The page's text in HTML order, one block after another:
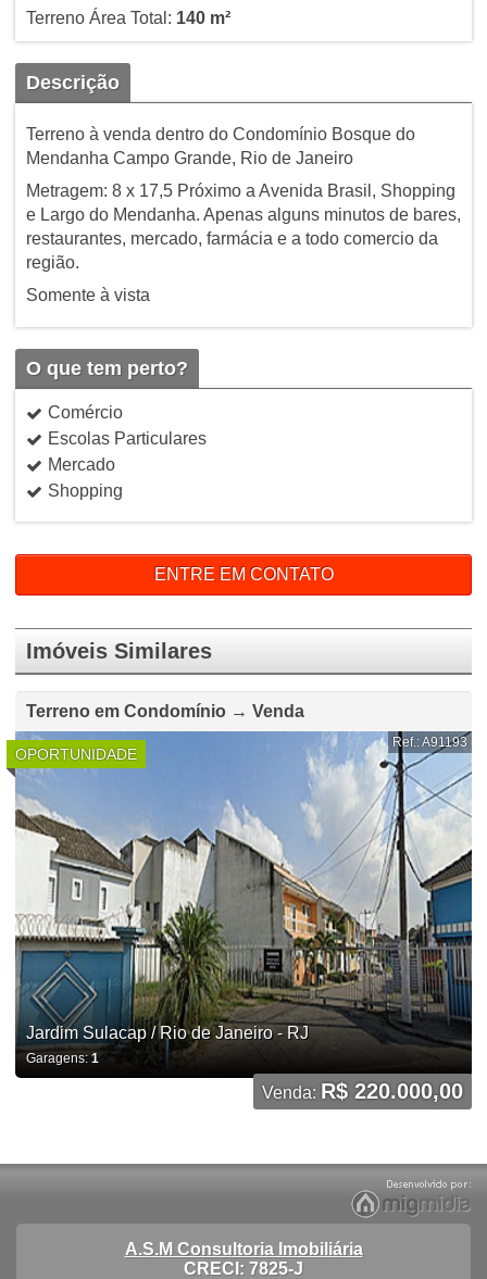
Terreno Área Total: 140 m²
Descrição
Terreno à venda dentro do Condomínio Bosque do
Mendanha Campo Grande, Rio de Janeiro
Metragem: 8 x 17,5 Próximo a Avenida Brasil, Shopping
e Largo do Mendanha. Apenas alguns minutos de bares,
restaurantes, mercado, farmácia e a todo comercio da
região.
Somente à vista
O que tem perto?
Comércio
Escolas Particulares
Mercado
Shopping
ENTRE EM CONTATO
Imóveis Similares
Terreno em Condomínio → Venda
OPORTUNIDADE
Ref.: A91193
Jardim Sulacap / Rio de Janeiro - RJ
Garagens: 1
Venda: R$ 220.000,00
A.S.M Consultoria Imobiliária
CRECI: 7825-J